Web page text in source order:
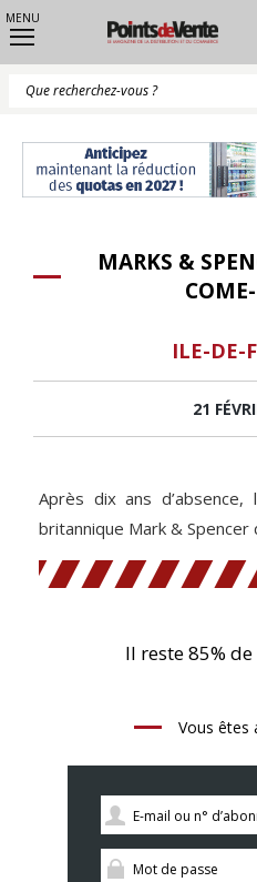
MENU
MARKS &
ILE-DE-
21
Après dix ans
britannique Mark &
Il reste 85%
Vous êtes